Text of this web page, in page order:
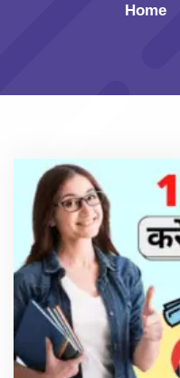
Home